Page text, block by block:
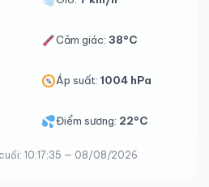
Cảm giác:38°C
Áp suất:1004 hPa
Điểm sương: 22°C
10:17:35 — 08/08/2026